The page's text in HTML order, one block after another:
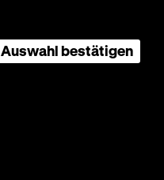
Auswahl bestätigen